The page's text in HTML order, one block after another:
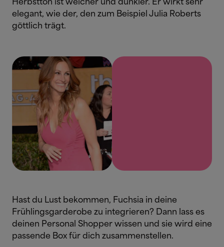
Herbstton ist weicher und dunkler. Er wirkt sehr
elegant, wie der, den zum Beispiel Julia Roberts
göttlich trägt.
Hast du Lust bekommen, Fuchsia in deine
Frühlingsgarderobe zu integrieren? Dann lass es
deinen Personal Shopper wissen und sie wird eine
passende Box für dich zusammenstellen.